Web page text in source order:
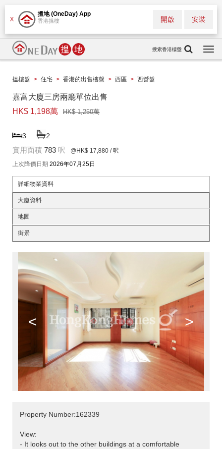
X
搵地 (OneDay) App
香港搵樓 安裝
開啟
搜索香港樓盤
搵樓盤 > 住宅 > 香港的出售樓盤 > 西區 > 西營盤
嘉富大廈三房兩廳單位出售
HK$ 1,198萬
HK$ 1,250萬
3 2
實用面積 783 呎 @HK$ 17,880 / 呎
上次降價日期 2026年07月25日
詳細物業資料
大廈資料
地圖
街景
< >
Property Number:162339
View:
- It looks out to the other buildings at a comfortable